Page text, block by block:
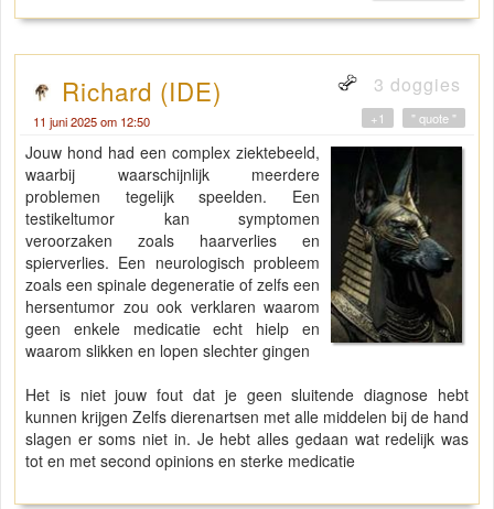
Richard (IDE) 3 doggies
11 juni 2025 om 12:50 " quote "
+1
Jouw hond had een complex ziektebeeld,
waarbij waarschijnlijk meerdere
problemen tegelijk speelden. Een
testikeltumor kan symptomen
veroorzaken zoals haarverlies en
spierverlies. Een neurologisch probleem
zoals een spinale degeneratie of zelfs een
hersentumor zou ook verklaren waarom
geen enkele medicatie echt hielp en
waarom slikken en lopen slechter gingen
Het is niet jouw fout dat je geen sluitende diagnose hebt
kunnen krijgen Zelfs dierenartsen met alle middelen bij de hand
slagen er soms niet in. Je hebt alles gedaan wat redelijk was
tot en met second opinions en sterke medicatie